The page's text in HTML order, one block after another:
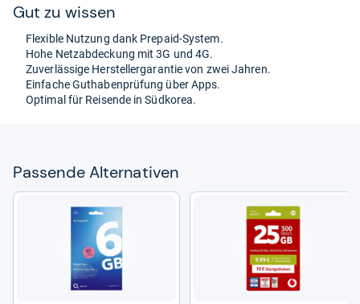
Gut zu wis­sen
Fle­xi­ble Nut­zung dank Pre­paid-​Sys­tem.
Hohe Netz­ab­de­ckung mit 3G und 4G.
Zuver­läs­sige Her­steller­ga­ran­tie von zwei Jah­ren.
Ein­fa­che Gut­ha­ben­prü­fung über Apps.
Opti­mal für Rei­sende in Süd­ko­rea.
Pas­sende Alter­na­ti­ven